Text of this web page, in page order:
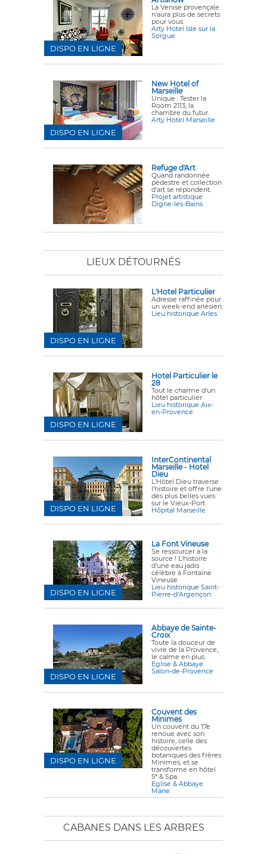
La Venise provençale
n'aura plus de secrets
pour vous.
Arty Hotel Isle sur la
Sorgue
DISPO EN LIGNE
New Hotel of
Marseille
Unique : Tester la
Room 2113, la
chambre du futur.
Arty Hotel Marseille
DISPO EN LIGNE
Refuge d'Art
Quand randonnée
pédestre et collection
d'art se répondent.
Projet artistique
Digne-les-Bains
LIEUX DÉTOURNÉS
L'Hotel Particulier
Adresse raffinée pour
un week-end arlésien.
Lieu historique Arles
DISPO EN LIGNE
Hotel Particulier le
28
Tout le charme d'un
hôtel particulier.
Lieu historique Aix-
en-Provence
DISPO EN LIGNE
InterContinental
Marseille - Hotel
Dieu
L'Hôtel Dieu traverse
l'histoire et offre l'une
des plus belles vues
sur le Vieux-Port.
Hôpital Marseille
DISPO EN LIGNE
La Font Vineuse
Se ressourcer à la
source ! L'histoire
d'une eau jadis
célèbre à Fontaine
Vineuse.
Lieu historique Saint-
Pierre-d'Argençon
DISPO EN LIGNE
Abbaye de Sainte-
Croix
Toute la douceur de
vivre de la Provence,
le calme en plus.
Eglise & Abbaye
Salon-de-Provence
DISPO EN LIGNE
Couvent des
Minimes
Un couvent du 17e
renoue avec son
histoire, celle des
découvertes
botaniques des frères
Minimes, et se
transforme en hôtel
5* & Spa.
Eglise & Abbaye
Mane
DISPO EN LIGNE
CABANES DANS LES ARBRES